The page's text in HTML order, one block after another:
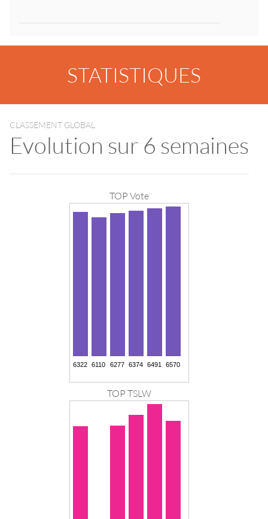
STATISTIQUES
CLASSEMENT GLOBAL
Evolution sur 6 semaines
TOP Vote
TOP TSLW